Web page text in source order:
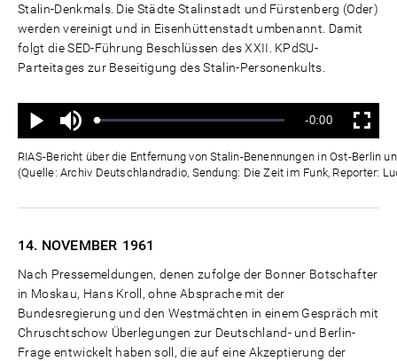
Stalin-Denkmals. Die Städte Stalinstadt und Fürstenberg (Oder)
werden vereinigt und in Eisenhüttenstadt umbenannt. Damit
folgt die SED-Führung Beschlüssen des XXII. KPdSU-
Parteitages zur Beseitigung des Stalin-Personenkults.
Wiedergabe
Ton
aus
Geladen:
Status:
Verbleibende
Zeit
-0:00 Vollbild
RIAS-Bericht über die Entfernung von Stalin-Benennungen in Ost-Berlin
(Quelle: Archiv Deutschlandradio, Sendung: Die Zeit im Funk, Reporter:
14. NOVEMBER 1961
Nach Pressemeldungen, denen zufolge der Bonner Botschafter
in Moskau, Hans Kroll, ohne Absprache mit der
Bundesregierung und den Westmächten in einem Gespräch mit
Chruschtschow Überlegungen zur Deutschland- und Berlin-
Frage entwickelt haben soll, die auf eine Akzeptierung der